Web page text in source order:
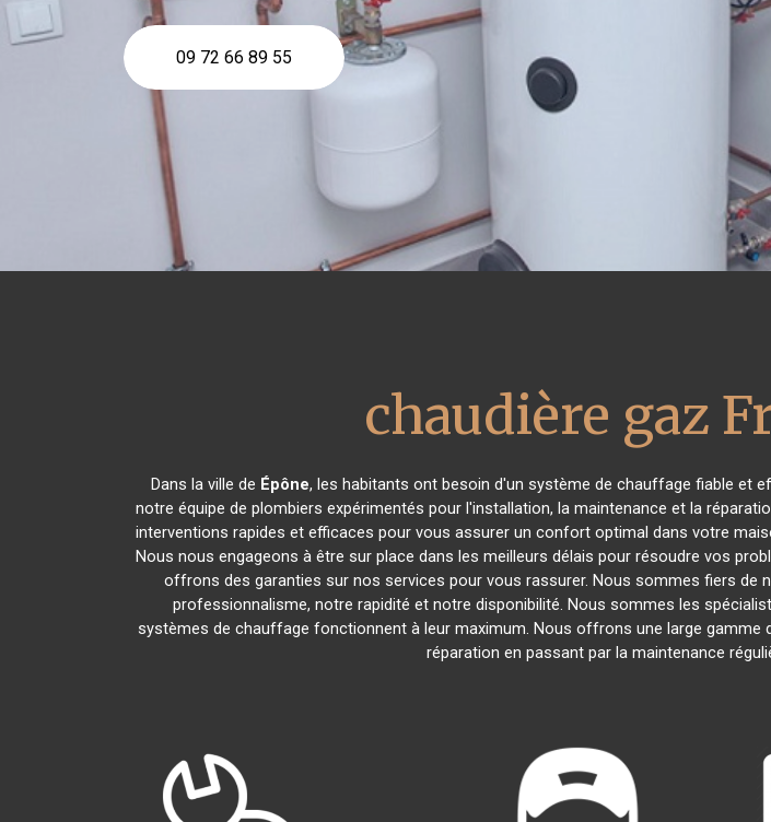
09 72 66 89 55
chaudière gaz
Dans la ville de Épône, les habitants ont besoin d'un système de chauffage fiable et
notre équipe de plombiers expérimentés pour l'installation, la maintenance et la
interventions rapides et efficaces pour vous assurer un confort optimal dans votre
Nous nous engageons à être sur place dans les meilleurs délais pour résoudre vos
offrons des garanties sur nos services pour vous rassurer. Nous sommes fiers
professionnalisme, notre rapidité et notre disponibilité. Nous sommes les
systèmes de chauffage fonctionnent à leur maximum. Nous offrons une large gamme
réparation en passant par la maintenance